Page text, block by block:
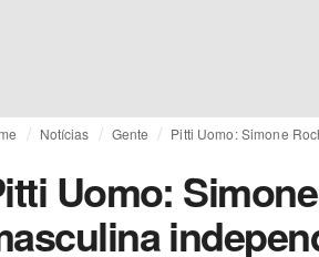
Notícias Gente Pitti Uomo: Simone
Uomo: